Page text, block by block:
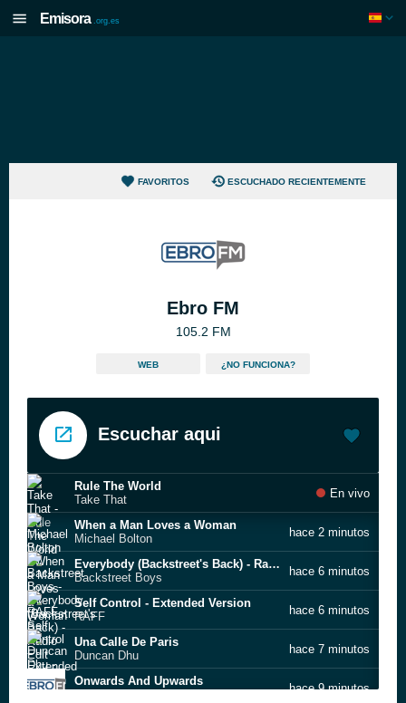
Emisora .org.es
FAVORITOS ESCUCHADO RECIENTEMENTE
Ebro FM
105.2 FM
WEB ¿NO FUNCIONA?
Escuchar aqui
Rule The World
Take That
En vivo
When a Man Loves a Woman
Michael Bolton
hace 2 minutos
Everybody (Backstreet's Back) - Radio Edit
Backstreet Boys
hace 6 minutos
Self Control - Extended Version
RAFF
hace 6 minutos
Una Calle De Paris
Duncan Dhu
hace 7 minutos
Onwards And Upwards
hace 9 minutos